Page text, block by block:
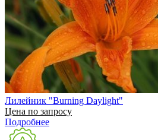
Лилейник "Burning Daylight"
Цена по запросу
Подробнее